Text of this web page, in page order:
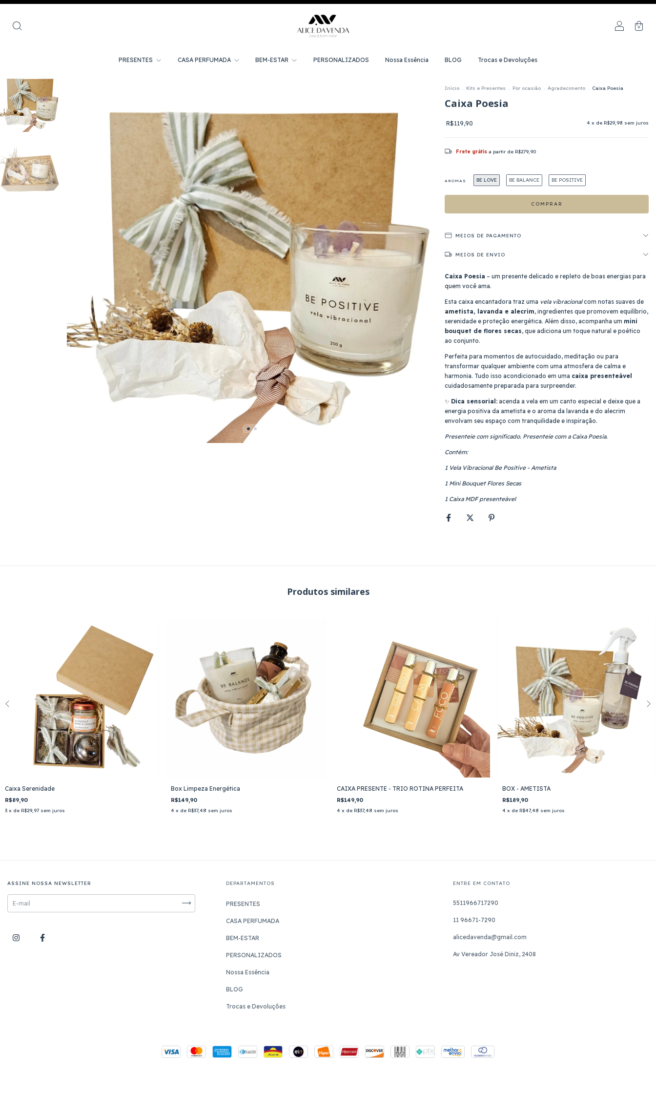
0
PRESENTES CASA PERFUMADA BEM-ESTAR PERSONALIZADOS Nossa Essência BLOG Trocas e Devoluções
Início . Kits e Presentes . Por ocasião . Agradecimento . Caixa Poesia
Caixa Poesia
R$119,90 4 x de R$29,98 sem juros
Frete grátis a partir de R$279,90
AROMAS BE LOVE BE BALANCE BE POSITIVE
MEIOS DE PAGAMENTO
MEIOS DE ENVIO
Caixa Poesia – um presente delicado e repleto de boas energias para
quem você ama.
Esta caixa encantadora traz uma vela vibracionalcom notas suaves de
ametista, lavanda e alecrim, ingredientes que promovem equilíbrio,
serenidade e proteção energética. Além disso, acompanha um mini
bouquet de flores secas, que adiciona um toque natural e poético
ao conjunto.
Perfeita para momentos de autocuidado, meditação ou para
transformar qualquer ambiente com uma atmosfera de calma e
harmonia. Tudo isso acondicionado em uma caixa presenteável
cuidadosamente preparada para surpreender.
✨ Dica sensorial: acenda a vela em um canto especial e deixe que a
energia positiva da ametista e o aroma da lavanda e do alecrim
envolvam seu espaço com tranquilidade e inspiração.
Presenteie com significado. Presenteie com a Caixa Poesia.
Contém:
1 Vela Vibracional Be Positive - Ametista
1 Mini Bouquet Flores Secas
1 Caixa MDF presenteável
Produtos similares
Caixa Serenidade
R$89,90
3 x de R$29,97 sem juros
Box Limpeza Energética
R$149,90
4 x de R$37,48 sem juros
CAIXA PRESENTE - TRIO ROTINA PERFEITA
R$149,90
4 x de R$37,48 sem juros
BOX - AMETISTA
R$189,90
4 x deR$47,48 sem juros
ASSINE NOSSA NEWSLETTER DEPARTAMENTOS
PRESENTES
CASA PERFUMADA
BEM-ESTAR
PERSONALIZADOS
Nossa Essência
BLOG
Trocas e Devoluções
ENTRE EM CONTATO
5511966717290
11 96671-7290
alicedavenda@gmail.com
Av Vereador José Diniz, 2408